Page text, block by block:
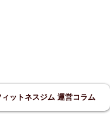
ィットネスジム 運営コラム